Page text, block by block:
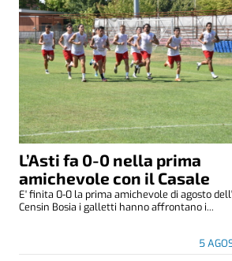
L’Asti fa 0-0 nella prima
amichevole con il Casale
5
E' finita 0-0 la prima amichevole di agosto
Censin Bosia i galletti hanno affrontano i...